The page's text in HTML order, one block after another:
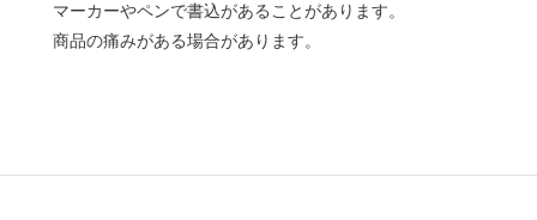
マーカーやペンで書込があることがあります。
商品の痛みがある場合があります。